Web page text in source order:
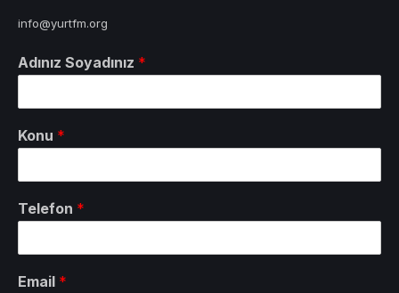
info@yurtfm.org
Adınız Soyadınız *
Konu *
Telefon *
Email *